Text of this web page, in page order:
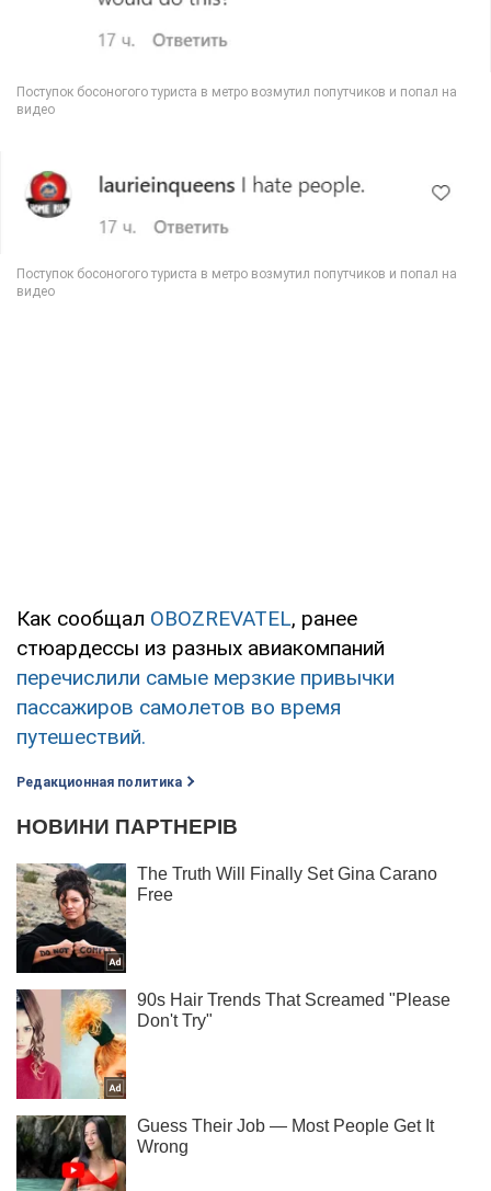
Как сообщал OBOZREVATEL, ранее
стюардессы из разных авиакомпаний
перечислили самые мерзкие привычки
пассажиров самолетов во время
путешествий.
Редакционная политика